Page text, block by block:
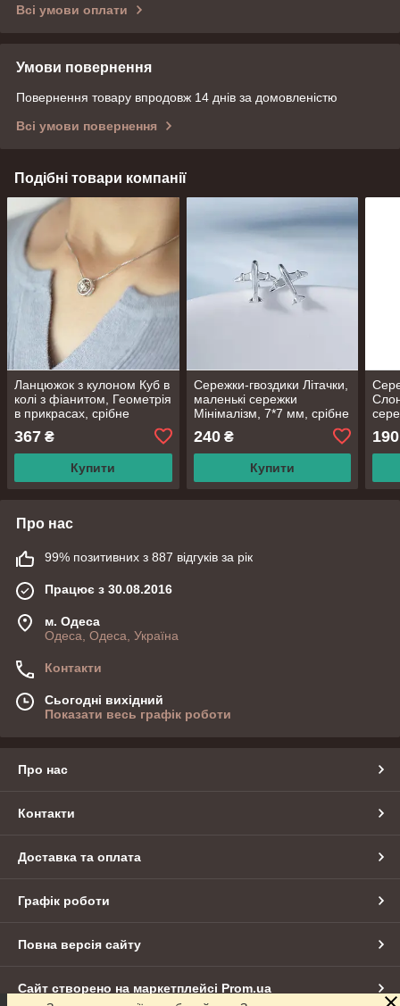
Всі умови оплати
Умови повернення
Повернення товару впродовж 14 днів за домовленістю
Всі умови повернення
Подібні товари компанії
Ланцюжок з кулоном Куб в
колі з фіанитом, Геометрія
в прикрасах, срібне
довжина 40+5 см
367 ₴
Купити
Сережки-гвоздики Літачки,
маленькі сережки
Мінімалізм, 7*7 мм, срібне
240₴
Купити
190
Про нас
99% позитивних з 887 відгуків за рік
Працює з 30.08.2016
м. Одеса
Одеса, Одеса, Україна
Контакти
Сьогодні вихідний
Показати весь графік роботи
Про нас
Контакти
Доставка та оплата
Графік роботи
Повна версія сайту
Сайт створено на маркетплейсі Prom.ua